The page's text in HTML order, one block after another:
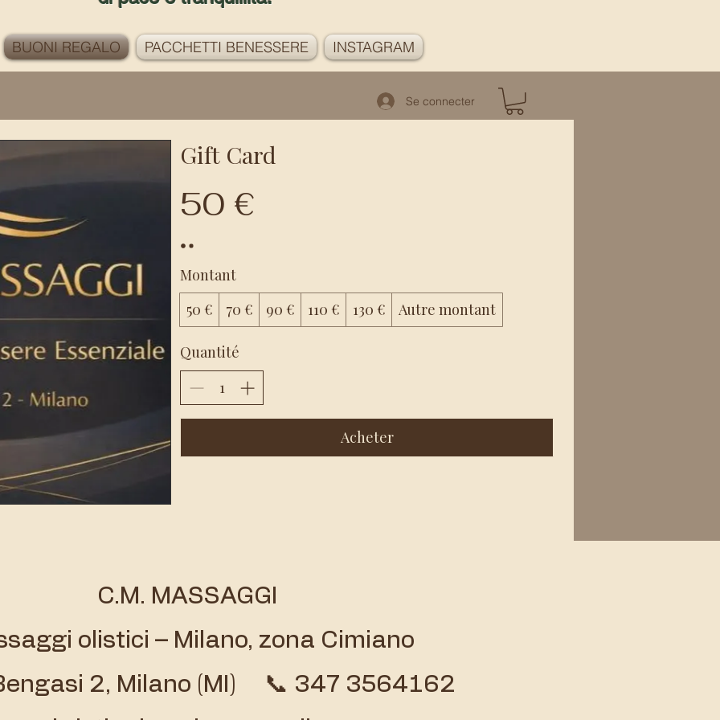
BUONI REGALO PACCHETTI BENESSERE INSTAGRAM
Se connecter
Gift Card
50 €
Montant
50 €
70 € 90 € 110 € 130 € Autre montant
Quantité
Acheter
C.M. MASSAGGI
olistici – Milano, zona Cimiano
2, Milano (MI) 📞 347 3564162